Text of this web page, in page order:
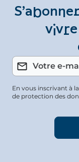
vivre
En vous inscrivant à
de protection des